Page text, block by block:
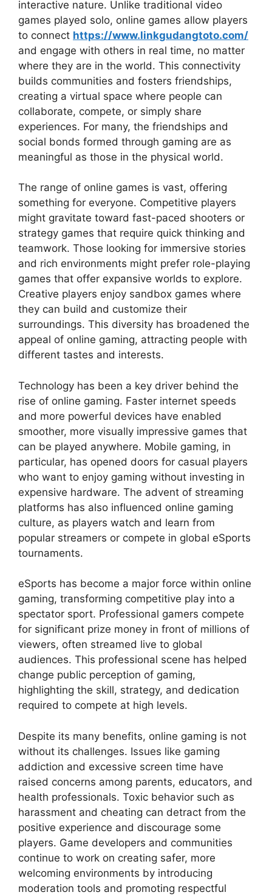
interactive nature. Unlike traditional video
games played solo, online games allow players
to connect https://www.linkgudangtoto.com/
and engage with others in real time, no matter
where they are in the world. This connectivity
builds communities and fosters friendships,
creating a virtual space where people can
collaborate, compete, or simply share
experiences. For many, the friendships and
social bonds formed through gaming are as
meaningful as those in the physical world.
The range of online games is vast, offering
something for everyone. Competitive players
might gravitate toward fast-paced shooters or
strategy games that require quick thinking and
teamwork. Those looking for immersive stories
and rich environments might prefer role-playing
games that offer expansive worlds to explore.
Creative players enjoy sandbox games where
they can build and customize their
surroundings. This diversity has broadened the
appeal of online gaming, attracting people with
different tastes and interests.
Technology has been a key driver behind the
rise of online gaming. Faster internet speeds
and more powerful devices have enabled
smoother, more visually impressive games that
can be played anywhere. Mobile gaming, in
particular, has opened doors for casual players
who want to enjoy gaming without investing in
expensive hardware. The advent of streaming
platforms has also influenced online gaming
culture, as players watch and learn from
popular streamers or compete in global eSports
tournaments.
eSports has become a major force within online
gaming, transforming competitive play into a
spectator sport. Professional gamers compete
for significant prize money in front of millions of
viewers, often streamed live to global
audiences. This professional scene has helped
change public perception of gaming,
highlighting the skill, strategy, and dedication
required to compete at high levels.
Despite its many benefits, online gaming is not
without its challenges. Issues like gaming
addiction and excessive screen time have
raised concerns among parents, educators, and
health professionals. Toxic behavior such as
harassment and cheating can detract from the
positive experience and discourage some
players. Game developers and communities
continue to work on creating safer, more
welcoming environments by introducing
moderation tools and promoting respectful